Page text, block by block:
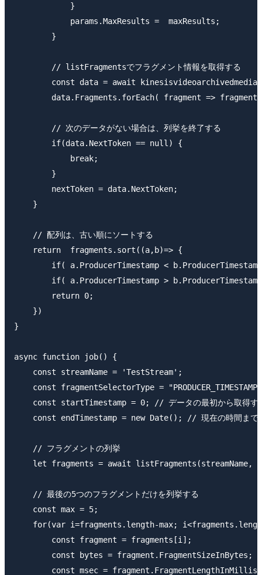
            }
            params.MaxResults =  maxResults;
        }
        // listFragmentsでフラグメント情報を取得する
const data = await
data.Fragments.forEach( fragment =>
        // 次のデータがない場合は、列挙を終了する
        if(data.NextToken == null) {
            break;
        }
        nextToken = data.NextToken;
    }
    // 配列は、古い順にソートする
    return  fragments.sort((a,b)=> {
if( a.ProducerTimestamp <
if( a.ProducerTimestamp >
        return 0;
    })
}
async function job() {
    const streamName = 'TestStream';
const fragmentSelectorType =
const startTimestamp = 0; // データの最初から取得す
    const endTimestamp = new Date(); // 現在の時間まで
    // フラグメントの列挙
let fragments = await listFragments(streamName,
    // 最後の5つのフラグメントだけを列挙する
    const max = 5;
for(var i=fragments.length-max;
        const fragment = fragments[i];
        const bytes = fragment.FragmentSizeInBytes;
const msec =